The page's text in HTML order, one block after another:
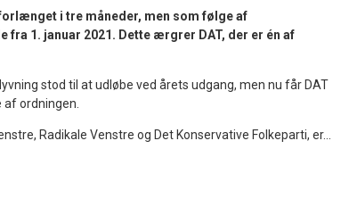
i tre måneder, men som følge af
1. januar 2021. Dette ærgrer DAT, der er én af
stod til at udløbe ved årets udgang, men nu får DAT
ordningen.
Radikale Venstre og Det Konservative Folkeparti, er...